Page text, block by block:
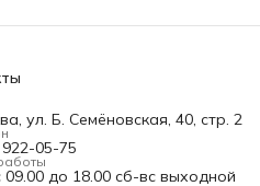
ул. Б. Семёновская, 40, стр. 2
05-75
09.00 до 18.00 сб-вс выходной